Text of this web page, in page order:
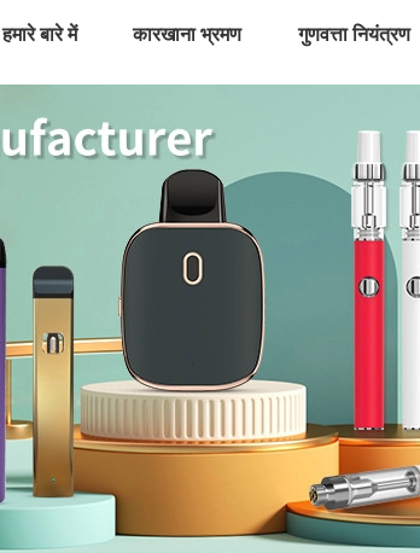
हमारे बारे में कारखाना भ्रमण गुणवत्ता नियंत्रण